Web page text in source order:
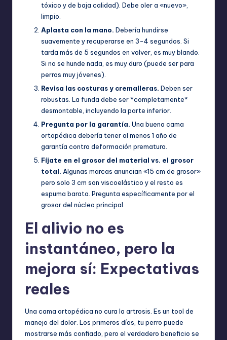
tóxico y de baja calidad). Debe oler a «nuevo»,
limpio.
Aplasta con la mano. Debería hundirse
suavemente y recuperarse en 3-4 segundos. Si
tarda más de 5 segundos en volver, es muy blando.
Si no se hunde nada, es muy duro (puede ser para
perros muy jóvenes).
Revisa las costuras y cremalleras. Deben ser
robustas. La funda debe ser *completamente*
desmontable, incluyendo la parte inferior.
Pregunta por la garantía. Una buena cama
ortopédica debería tener al menos 1 año de
garantía contra deformación prematura.
Fíjate en el grosor del material vs. el grosor
total. Algunas marcas anuncian «15 cm de grosor»
pero solo 3 cm son viscoelástico y el resto es
espuma barata. Pregunta específicamente por el
grosor del núcleo principal.
El alivio no es
instantáneo, pero la
mejora sí: Expectativas
reales
Una cama ortopédica no cura la artrosis. Es un tool de
manejo del dolor. Los primeros días, tu perro puede
mostrarse más confiado, pero el verdadero beneficio se